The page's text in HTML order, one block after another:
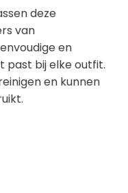
deze
van
en
past bij elke outfit.
en kunnen